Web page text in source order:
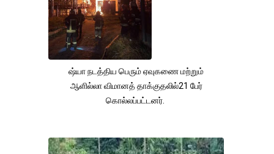
ஷ்யா நடத்திய பெரும் ஏவுகணை மற்றும்
ஆளில்லா விமானத் தாக்குதலில்21 பேர்
கொல்லப்பட்டனர்.